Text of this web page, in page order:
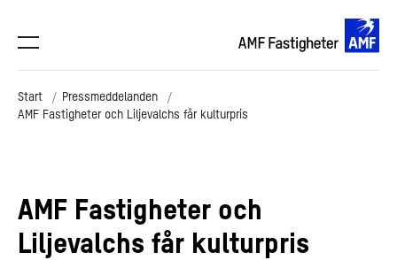
Start
Pressmeddelanden
AMF Fastigheter och Liljevalchs får kulturpris
AMF Fastigheter och
Liljevalchs får kulturpris